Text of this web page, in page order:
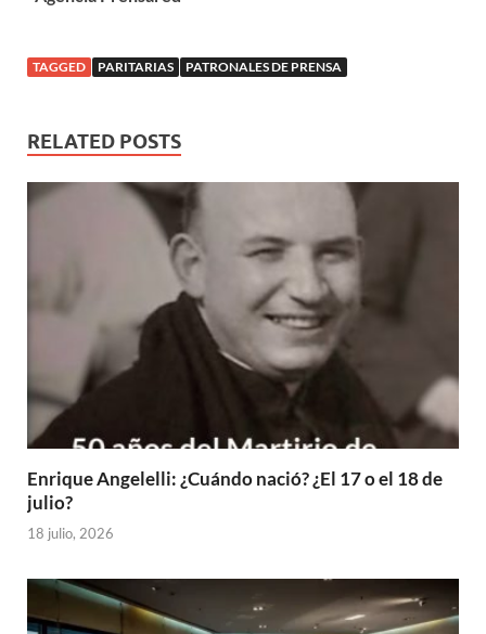
TAGGED PARITARIAS PATRONALES DE PRENSA
RELATED POSTS
Enrique Angelelli: ¿Cuándo nació? ¿El 17 o el 18 de
julio?
18 julio, 2026